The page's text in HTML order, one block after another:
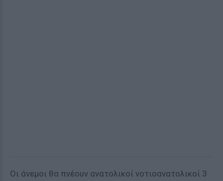
Οι άνεμοι θα πνέουν ανατολικοί νοτιοανατολικοί 3